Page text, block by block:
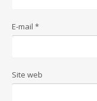
E-mail *
Site web